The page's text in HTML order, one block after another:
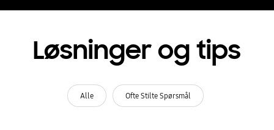
Løsninger og tips
Alle Ofte Stilte Spørsmål